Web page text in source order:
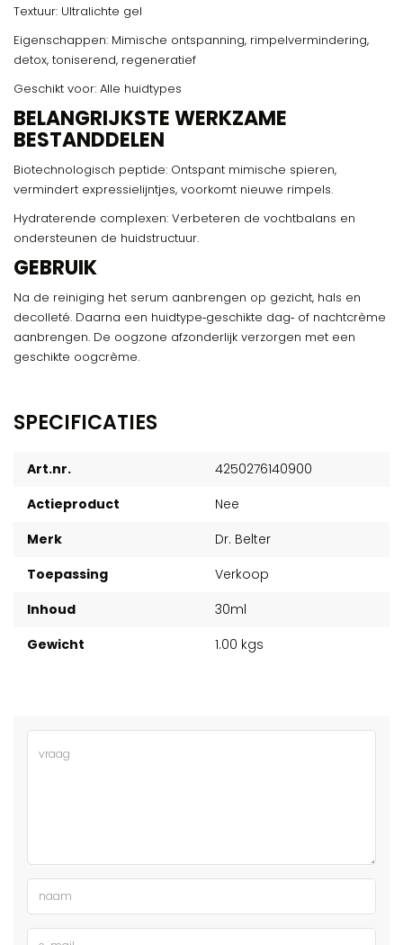
Textuur: Ultralichte gel
Eigenschappen: Mimische ontspanning, rimpelvermindering,
detox, toniserend, regeneratief
Geschikt voor: Alle huidtypes
BELANGRIJKSTE WERKZAME
BESTANDDELEN
Biotechnologisch peptide: Ontspant mimische spieren,
vermindert expressielijntjes, voorkomt nieuwe rimpels.
Hydraterende complexen: Verbeteren de vochtbalans en
ondersteunen de huidstructuur.
GEBRUIK
Na de reiniging het serum aanbrengen op gezicht, hals en
decolleté. Daarna een huidtype‑geschikte dag‑ of nachtcrème
aanbrengen. De oogzone afzonderlijk verzorgen met een
geschikte oogcrème.
SPECIFICATIES
Art.nr.
4250276140900
Actieproduct
Nee
Merk
Dr. Belter
Toepassing
Verkoop
Inhoud
30ml
Gewicht
1.00 kgs